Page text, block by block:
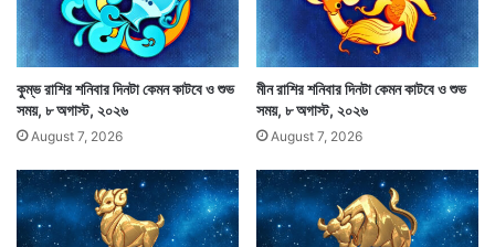
কুম্ভ রাশির শনিবার দিনটা কেমন কাটবে ও শুভ
সময়, ৮ অগাস্ট, ২০২৬
August 7, 2026
মীন রাশির শনিবার দিনটা কেমন কাটবে ও শুভ
সময়, ৮ অগাস্ট, ২০২৬
August 7, 2026